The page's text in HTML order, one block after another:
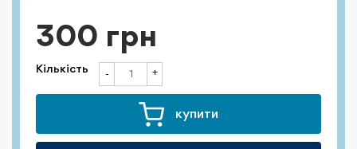
300 грн
Кількість +
-
купити